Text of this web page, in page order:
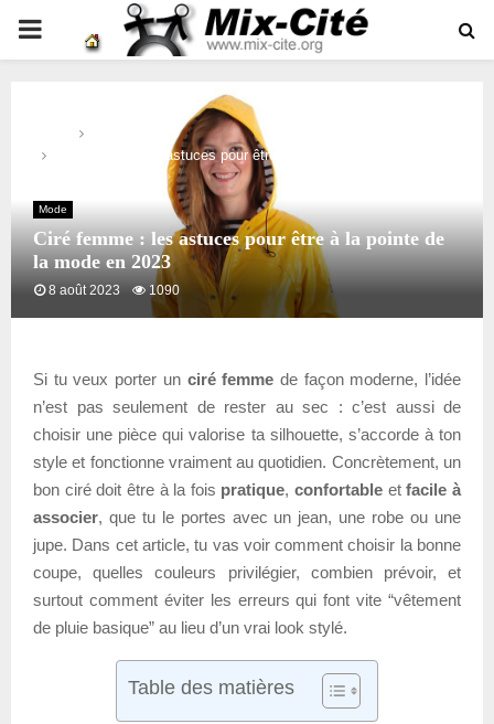
PRIMARY
Ciré femme : les astuces pour être à la pointe de la mode en
Mode
Ciré femme : les astuces pour être à la pointe de
la mode en 2023
8 août 2023 1090
Si tu veux porter un ciré femme de façon moderne, l’idée
n’est pas seulement de rester au sec : c’est aussi de
choisir une pièce qui valorise ta silhouette, s’accorde à ton
style et fonctionne vraiment au quotidien. Concrètement, un
bon ciré doit être à la fois pratique,confortable etfacile à
associer, que tu le portes avec un jean, une robe ou une
jupe. Dans cet article, tu vas voir comment choisir la bonne
coupe, quelles couleurs privilégier, combien prévoir, et
surtout comment éviter les erreurs qui font vite “vêtement
de pluie basique” au lieu d’un vrai look stylé.
Table des matières